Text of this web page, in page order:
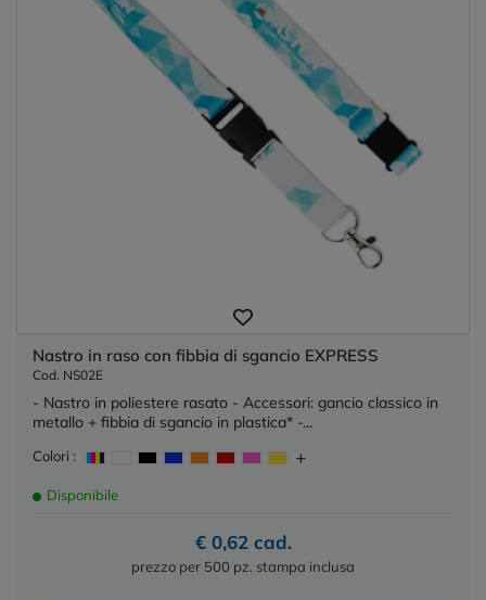
Nastro in raso con fibbia di sgancio EXPRESS
Cod. NS02E
- Nastro in poliestere rasato - Accessori: gancio classico in
metallo + fibbia di sgancio in plastica* -...
Colori :
Disponibile
€ 0,62 cad.
prezzo per 500 pz. stampa inclusa